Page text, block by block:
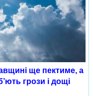
ще пектиме, а
грози і дощі